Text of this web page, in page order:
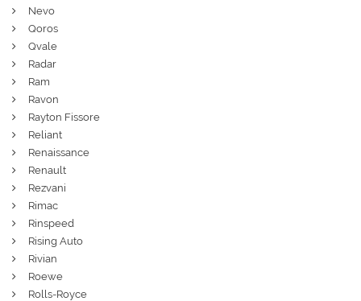
Nevo
Qoros
Qvale
Radar
Ram
Ravon
Rayton Fissore
Reliant
Renaissance
Renault
Rezvani
Rimac
Rinspeed
Rising Auto
Rivian
Roewe
Rolls-Royce